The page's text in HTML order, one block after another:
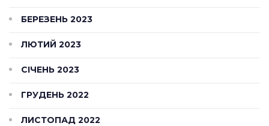
БЕРЕЗЕНЬ 2023
ЛЮТИЙ 2023
СІЧЕНЬ 2023
ГРУДЕНЬ 2022
ЛИСТОПАД 2022